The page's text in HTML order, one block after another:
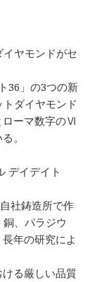
ヤモンドがセ
36」の3つの新
ダイヤモンド
ローマ数字のⅥ
。
デイデイト
社鋳造所で作
、パラジウ
年の研究によ
る厳しい品質